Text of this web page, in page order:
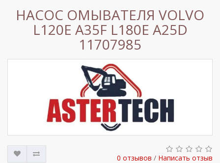
НАСОС ОМЫВАТЕЛЯ VOLVO
L120E A35F L180E A25D
11707985
0 отзывов / Написать отзыв